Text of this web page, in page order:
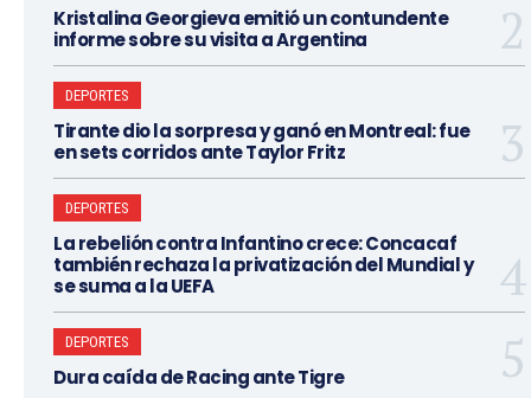
Kristalina Georgieva emitió un contundente
informe sobre su visita a Argentina
DEPORTES
Tirante dio la sorpresa y ganó en Montreal: fue
en sets corridos ante Taylor Fritz
DEPORTES
La rebelión contra Infantino crece: Concacaf
también rechaza la privatización del Mundial y
se suma a la UEFA
DEPORTES
Dura caída de Racing ante Tigre